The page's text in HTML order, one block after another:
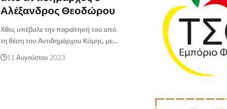
Αλέξανδρος Θεοδώρου
Χθες υπέβαλε την παραίτησή του από
τη θέση του Αντιδημάρχου Κύμης, με…
11 Αυγούστου 2023